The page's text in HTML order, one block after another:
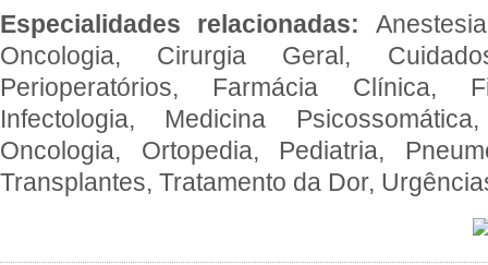
Especialidades relacionadas:
Oncologia, Cirurgia Geral,
Perioperatórios, Farmácia Clínica,
Infectologia, Medicina
Oncologia, Ortopedia, Pediatria,
Transplantes, Tratamento da Dor,